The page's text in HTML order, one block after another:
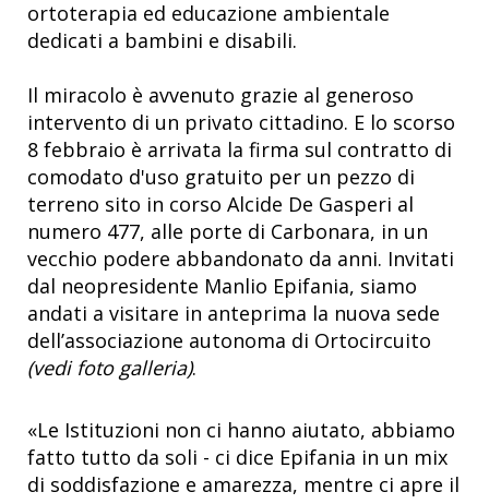
ortoterapia ed educazione ambientale
dedicati a bambini e disabili.
Il miracolo è avvenuto grazie al generoso
intervento di un privato cittadino. E lo scorso
8 febbraio è arrivata la firma sul contratto di
comodato d'uso gratuito per un pezzo di
terreno sito in corso Alcide De Gasperi al
numero 477, alle porte di Carbonara, in un
vecchio podere abbandonato da anni. Invitati
dal neopresidente Manlio Epifania, siamo
andati a visitare in anteprima la nuova sede
dell’associazione autonoma di Ortocircuito
(vedi foto galleria).
«Le Istituzioni non ci hanno aiutato, abbiamo
fatto tutto da soli - ci dice Epifania in un mix
di soddisfazione e amarezza, mentre ci apre il